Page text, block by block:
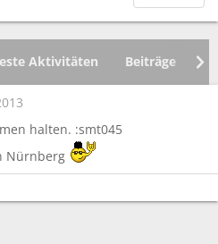
Aktivitäten Beiträge
halten. :smt045
Nürnberg